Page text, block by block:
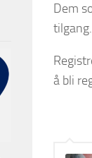
Dem
tilgang.
å bli